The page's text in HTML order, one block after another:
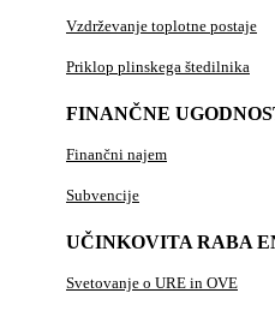
Vzdrževanje toplotne postaje
Priklop plinskega štedilnika
FINANČNE
Finančni najem
Subvencije
UČINKOVITA RABA
Svetovanje o URE in OVE